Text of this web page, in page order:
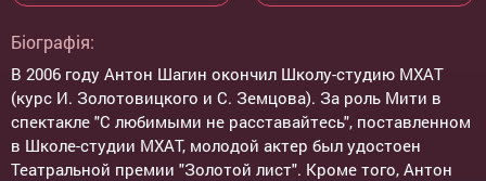
Біографія:
В 2006 году Антон Шагин окончил Школу-студию МХАТ
(курс И. Золотовицкого и С. Земцова). За роль Мити в
спектакле "С любимыми не расставайтесь", поставленном
в Школе-студии МХАТ, молодой актер был удостоен
Театральной премии "Золотой лист". Кроме того, Антон